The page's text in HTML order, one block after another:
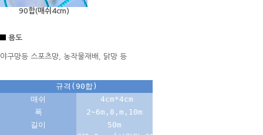
90합(매쉬4cm)
용도
야구망등 스포츠망, 농작물재배, 닭망 등
규격(90합)
매쉬
4cm*4cm
폭
2~6m,8,m,10m
길이
50m